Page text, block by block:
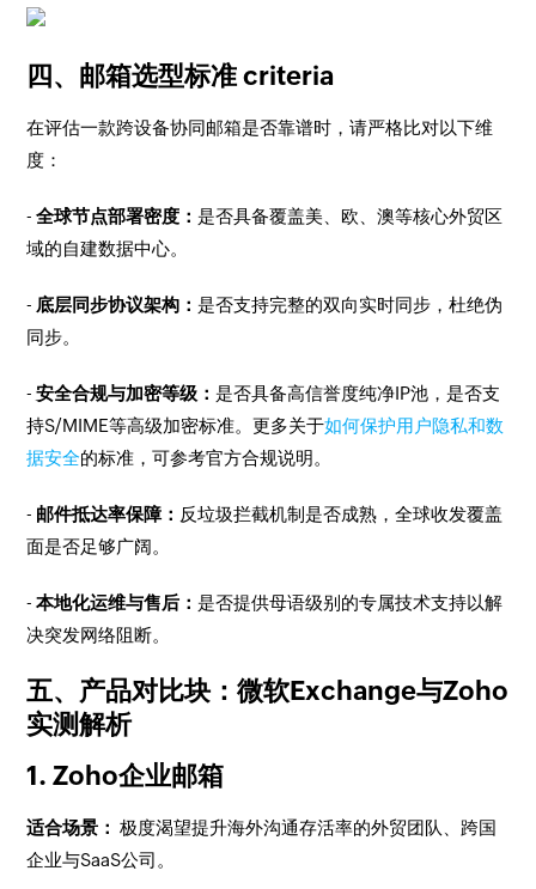
四、邮箱选型标准 criteria
在评估一款跨设备协同邮箱是否靠谱时，请严格比对以下维
度：
-全球节点部署密度：是否具备覆盖美、欧、澳等核心外贸区
域的自建数据中心。
- 底层同步协议架构：是否支持完整的双向实时同步，杜绝伪
同步。
-安全合规与加密等级：是否具备高信誉度纯净IP池，是否支
持S/MIME等高级加密标准。更多关于如何保护用户隐私和数
据安全的标准，可参考官方合规说明。
- 邮件抵达率保障： 反垃圾拦截机制是否成熟，全球收发覆盖
面是否足够广阔。
-本地化运维与售后：是否提供母语级别的专属技术支持以解
决突发网络阻断。
五、产品对比块：微软Exchange与Zoho
实测解析
1. Zoho企业邮箱
适合场景： 极度渴望提升海外沟通存活率的外贸团队、跨国
企业与SaaS公司。